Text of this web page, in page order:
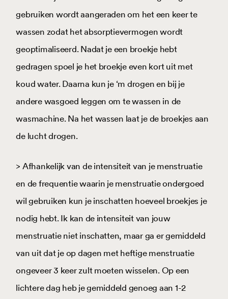
gebruiken wordt aangeraden om het een keer te
wassen zodat het absorptievermogen wordt
geoptimaliseerd. Nadat je een broekje hebt
gedragen spoel je het broekje even kort uit met
koud water. Daarna kun je ‘m drogen en bij je
andere wasgoed leggen om te wassen in de
wasmachine. Na het wassen laat je de broekjes aan
de lucht drogen.
> Afhankelijk van de intensiteit van je menstruatie
en de frequentie waarin je menstruatie ondergoed
wil gebruiken kun je inschatten hoeveel broekjes je
nodig hebt. Ik kan de intensiteit van jouw
menstruatie niet inschatten, maar ga er gemiddeld
van uit dat je op dagen met heftige menstruatie
ongeveer 3 keer zult moeten wisselen. Op een
lichtere dag heb je gemiddeld genoeg aan 1-2